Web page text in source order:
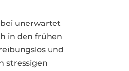
unerwartet
in den frühen
und
stressigen